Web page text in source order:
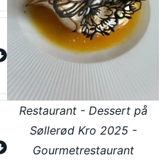
Restaurant - Dessert på
Søllerød Kro 2025 -
Gourmetrestaurant